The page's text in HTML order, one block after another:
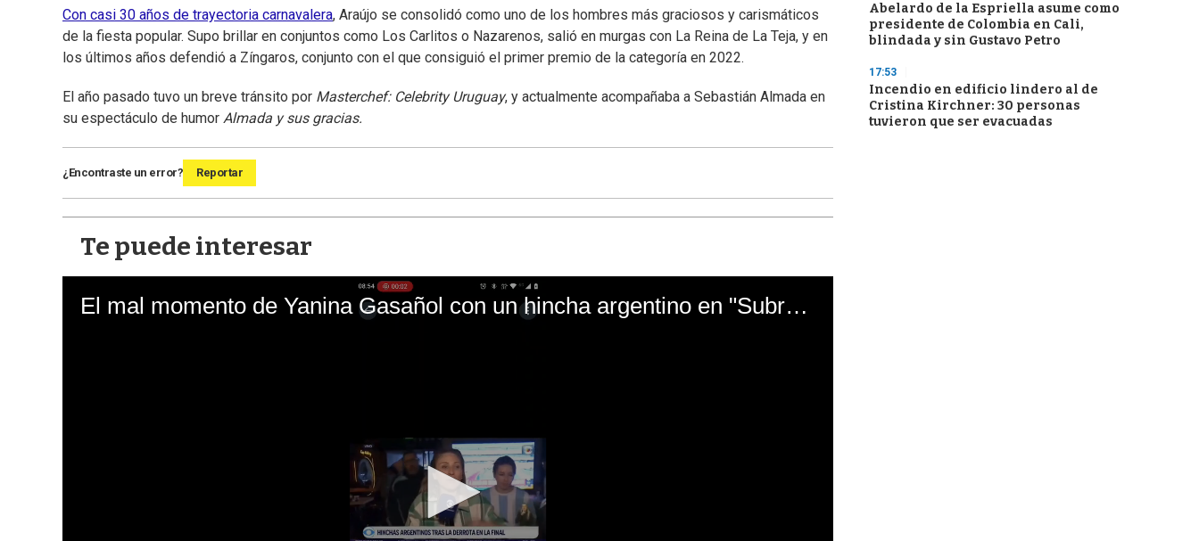
Con casi 30 años de trayectoria carnavalera, Araújo se consolidó como uno de los hombres más graciosos y carismáticos
de la fiesta popular. Supo brillar en conjuntos como Los Carlitos o Nazarenos, salió en murgas con La Reina de La Teja, y en
los últimos años defendió a Zíngaros, conjunto con el que consiguió el primer premio de la categoría en 2022.
El año pasado tuvo un breve tránsito por Masterchef: Celebrity Uruguay, y actualmente acompañaba a Sebastián Almada en
su espectáculo de humor Almada y sus gracias.
¿Encontraste un error? Reportar
Te puede interesar
El mal momento de Yanina Gasañol con un hincha argentino en "Subrayado"
Abelardo de la Espriella asume como
presidente de Colombia en Cali,
blindada y sin Gustavo Petro
17:53
Incendio en edificio lindero al de
Cristina Kirchner: 30 personas
tuvieron que ser evacuadas